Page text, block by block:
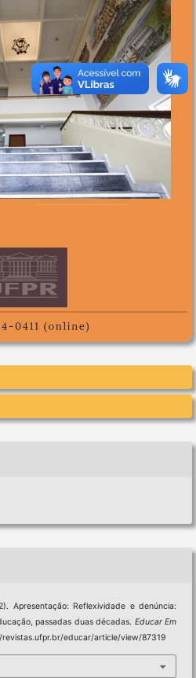
Apresentação: Reflexividade e denúncia:
passadas duas décadas. Educar Em
educar/article/view/87319